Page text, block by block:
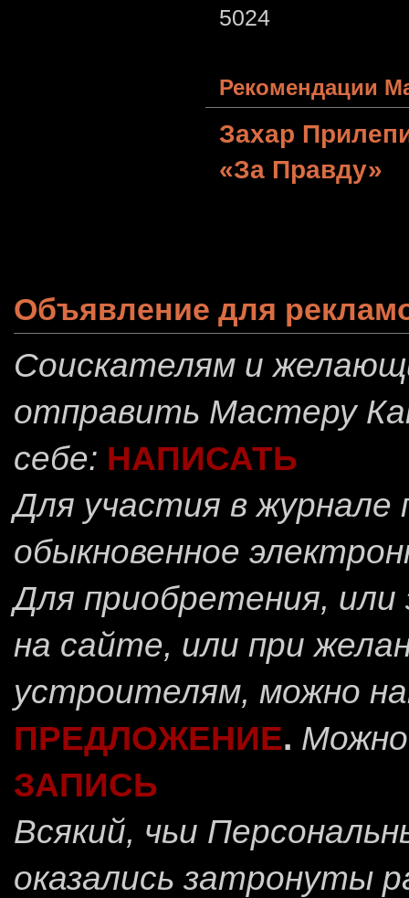
5024
Рекомендации
Захар
«За Правду»
Объявление для
Соискателям и
отправить Мастеру
себе: НАПИСАТЬ
Для участия в
обыкновенное
Для приобретения, или
на сайте, или при
устроителям, можно
ПРЕДЛОЖЕНИЕ.
ЗАПИСЬ
Всякий, чьи
оказались затронуты